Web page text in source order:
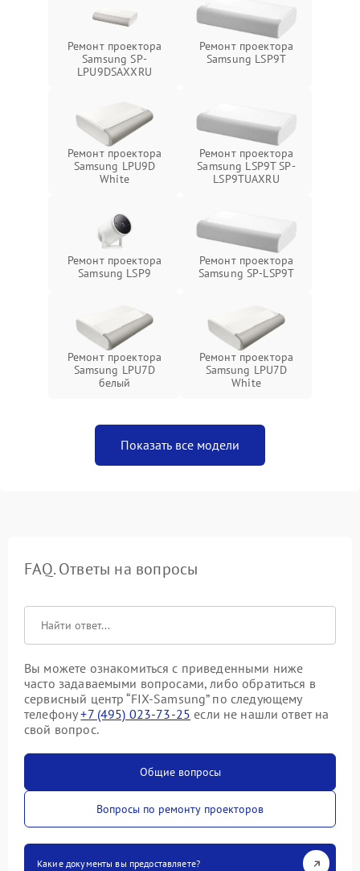
Ремонт проектора
Samsung SP-
LPU9DSAXXRU
Ремонт проектора
Samsung LSP9T
Ремонт проектора
Samsung LPU9D
White
Ремонт проектора
Samsung LSP9T SP-
LSP9TUAXRU
Ремонт проектора
Samsung LSP9
Ремонт проектора
Samsung SP-LSP9T
Ремонт проектора
Samsung LPU7D
белый
Ремонт проектора
Samsung LPU7D
White
Показать все модели
FAQ. Ответы на вопросы
Вы можете ознакомиться с приведенными ниже
часто задаваемыми вопросами, либо обратиться в
сервисный центр “FIX-Samsung” по следующему
телефону+7 (495) 023-73-25 если не нашли ответ на
свой вопрос.
Общие вопросы
Вопросы по ремонту проекторов
Какие документы вы предоставляете?